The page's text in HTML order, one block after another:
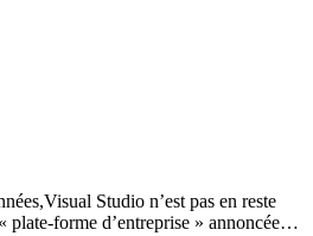
Studio n’est pas en reste
plate-forme d’entreprise » annoncée…